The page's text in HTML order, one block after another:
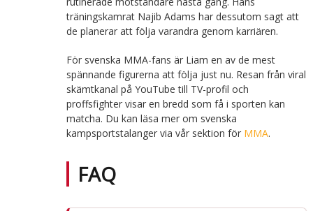
träningskamrat Najib Adams har dessutom sagt att
de planerar att följa varandra genom karriären.
För svenska MMA-fans är Liam en av de mest
spännande figurerna att följa just nu. Resan från viral
skämtkanal på YouTube till TV-profil och
proffsfighter visar en bredd som få i sporten kan
matcha. Du kan läsa mer om svenska
kampsportstalanger via vår sektion för MMA.
FAQ